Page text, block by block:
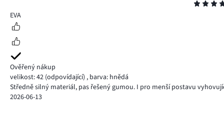
5
EVA
Ověřený nákup
velikost: 42 (odpovídající) , barva: hnědá
Středně silný materiál, pas řešený gumou. I pro menší postavu
2026-06-13